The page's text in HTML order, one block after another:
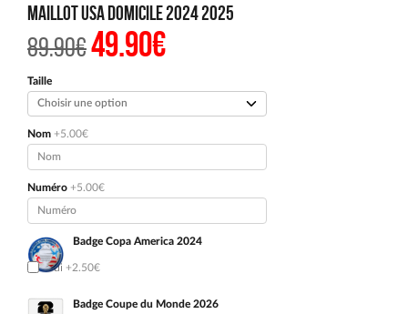
Maillot USA Domicile 2024 2025
89.90€Le
prix
était :
89.90€.
49.90€Le
prix
est :
49.90€.
Taille
Nom +5.00€
Numéro +5.00€
Badge Copa America 2024
Oui +2.50€
Badge Coupe du Monde 2026